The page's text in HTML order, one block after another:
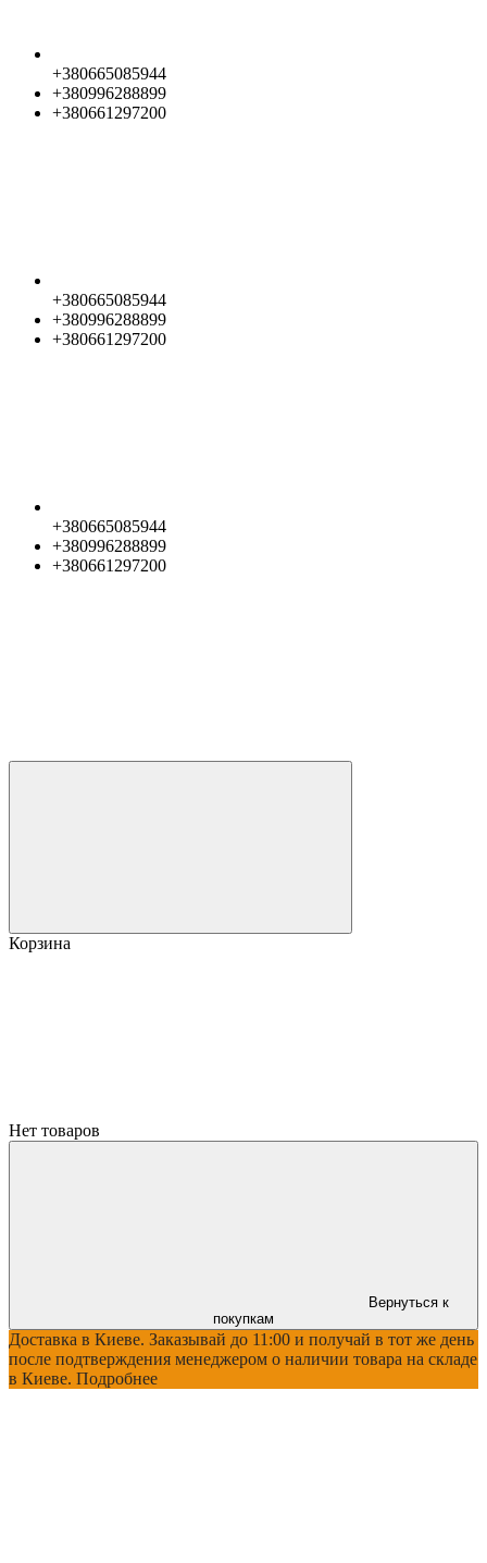
+380665085944
+380996288899
+380661297200
+380665085944
+380996288899
+380661297200
+380665085944
+380996288899
+380661297200
Корзина
Нет товаров
Вернуться к
покупкам
Доставка в Киеве. Заказывай до 11:00 и получай в тот же день
после подтверждения менеджером о наличии товара на складе
в Киеве. Подробнее